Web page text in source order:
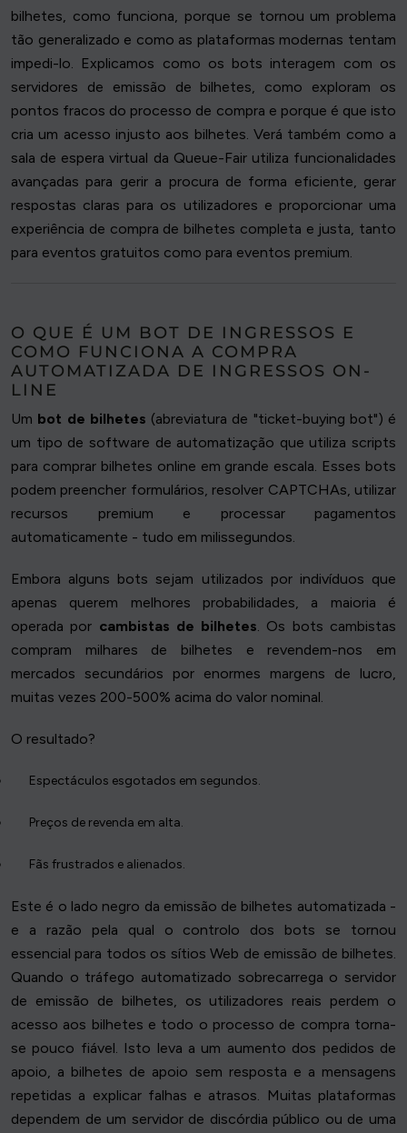
bilhetes, como funciona, porque se tornou um problema
tão generalizado e como as plataformas modernas tentam
impedi-lo. Explicamos como os bots interagem com os
servidores de emissão de bilhetes, como exploram os
pontos fracos do processo de compra e porque é que isto
cria um acesso injusto aos bilhetes. Verá também como a
sala de espera virtual da Queue-Fair utiliza funcionalidades
avançadas para gerir a procura de forma eficiente, gerar
respostas claras para os utilizadores e proporcionar uma
experiência de compra de bilhetes completa e justa, tanto
para eventos gratuitos como para eventos premium.
O QUE É UM BOT DE INGRESSOS E
COMO FUNCIONA A COMPRA
AUTOMATIZADA DE INGRESSOS ON-
LINE
Um bot de bilhetes (abreviatura de "ticket-buying bot") é
um tipo de software de automatização que utiliza scripts
para comprar bilhetes online em grande escala. Esses bots
podem preencher formulários, resolver CAPTCHAs, utilizar
recursos premium e processar pagamentos
automaticamente - tudo em milissegundos.
Embora alguns bots sejam utilizados por indivíduos que
apenas querem melhores probabilidades, a maioria é
operada por cambistas de bilhetes. Os bots cambistas
compram milhares de bilhetes e revendem-nos em
mercados secundários por enormes margens de lucro,
muitas vezes 200-500% acima do valor nominal.
O resultado?
Espectáculos esgotados em segundos.
Preços de revenda em alta.
Fãs frustrados e alienados.
Este é o lado negro da emissão de bilhetes automatizada -
e a razão pela qual o controlo dos bots se tornou
essencial para todos os sítios Web de emissão de bilhetes.
Quando o tráfego automatizado sobrecarrega o servidor
de emissão de bilhetes, os utilizadores reais perdem o
acesso aos bilhetes e todo o processo de compra torna-
se pouco fiável. Isto leva a um aumento dos pedidos de
apoio, a bilhetes de apoio sem resposta e a mensagens
repetidas a explicar falhas e atrasos. Muitas plataformas
dependem de um servidor de discórdia público ou de uma